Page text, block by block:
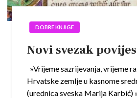
DOBRE KNJIGE
Novi svezak
»Vrijeme sazrijevanja, vrijeme
Hrvatske zemlje u kasnome
(urednica sveska Marija Karbić)